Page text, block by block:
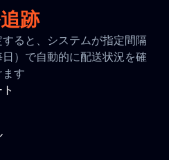
跡
ると、システムが指定間隔
日）で自動的に配送状況を確
す